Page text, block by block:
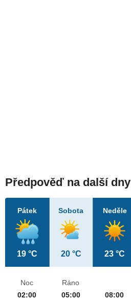
Předpověď na další dny
Pátek
19 °C
Sobota
20 °C
Neděle
23 °C
Noc
02:00
Ráno
05:00
08:00